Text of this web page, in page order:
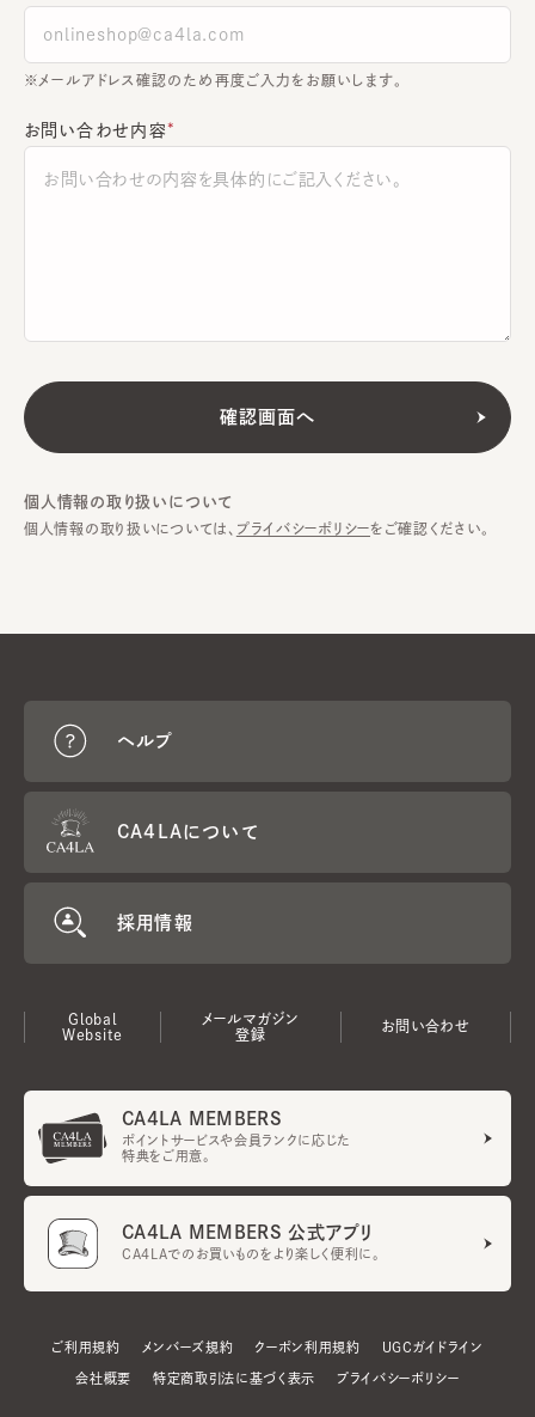
※メールアドレス確認のため再度ご入力をお願いします。
お問い合わせ内容
個人情報の取り扱いについて
個人情報の取り扱いについては、 プライバシーポリシーをご確認ください。
ヘルプ
CA4LAについて
採用情報
Global
Website
メールマガジン
登録
お問い合わせ
CA4LA MEMBERS
ポイントサービスや会員ランクに応じた
特典をご用意。
CA4LA MEMBERS 公式アプリ
CA4LAでのお買いものをより楽しく便利に。
ご利用規約 メンバーズ規約 クーポン利用規約 UGCガイドライン
会社概要 特定商取引法に基づく表示 プライバシーポリシー